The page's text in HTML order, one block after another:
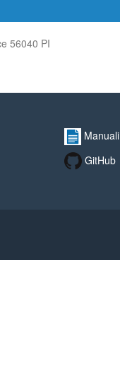
56040 PI
Manuali
GitHub